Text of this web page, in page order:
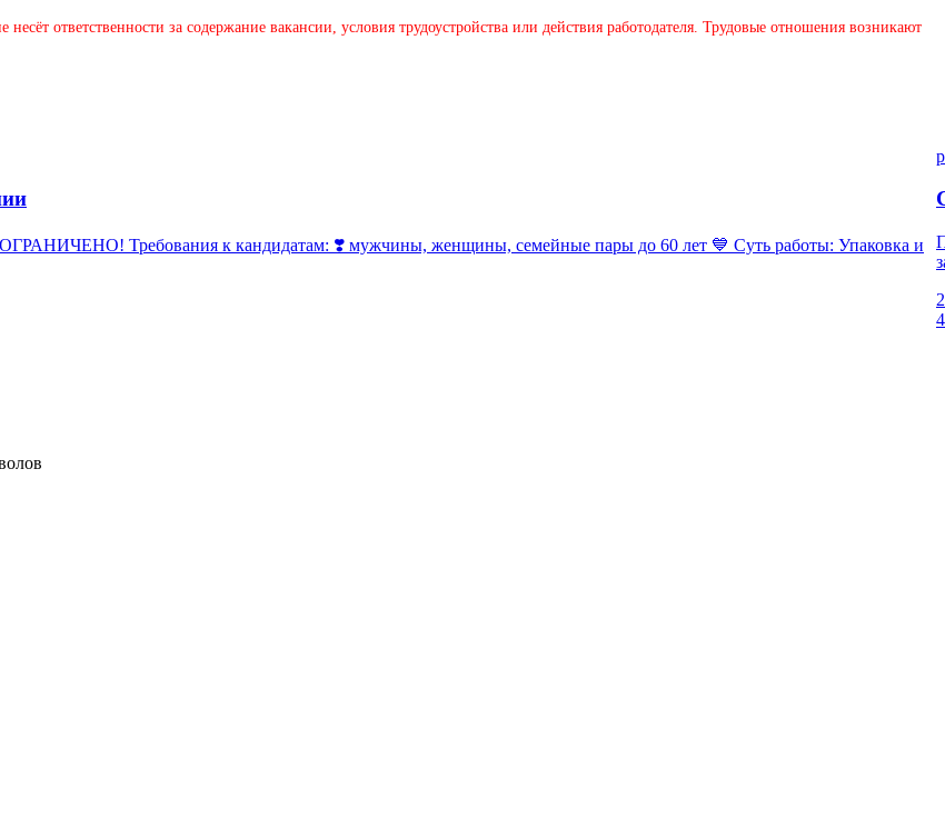
ответственности за содержание вакансии, условия трудоустройства или действия работодателя. Трудовые отношения возникают
Требования к кандидатам: ❣️ мужчины, женщины, семейные пары до 60 лет 💙 Суть работы: Упаковка и